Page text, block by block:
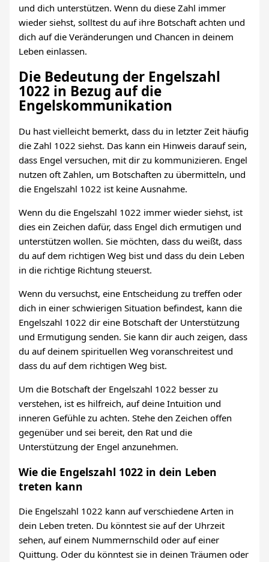
und dich unterstützen. Wenn du diese Zahl immer
wieder siehst, solltest du auf ihre Botschaft achten und
dich auf die Veränderungen und Chancen in deinem
Leben einlassen.
Die Bedeutung der Engelszahl
1022 in Bezug auf die
Engelskommunikation
Du hast vielleicht bemerkt, dass du in letzter Zeit häufig
die Zahl 1022 siehst. Das kann ein Hinweis darauf sein,
dass Engel versuchen, mit dir zu kommunizieren. Engel
nutzen oft Zahlen, um Botschaften zu übermitteln, und
die Engelszahl 1022 ist keine Ausnahme.
Wenn du die Engelszahl 1022 immer wieder siehst, ist
dies ein Zeichen dafür, dass Engel dich ermutigen und
unterstützen wollen. Sie möchten, dass du weißt, dass
du auf dem richtigen Weg bist und dass du dein Leben
in die richtige Richtung steuerst.
Wenn du versuchst, eine Entscheidung zu treffen oder
dich in einer schwierigen Situation befindest, kann die
Engelszahl 1022 dir eine Botschaft der Unterstützung
und Ermutigung senden. Sie kann dir auch zeigen, dass
du auf deinem spirituellen Weg voranschreitest und
dass du auf dem richtigen Weg bist.
Um die Botschaft der Engelszahl 1022 besser zu
verstehen, ist es hilfreich, auf deine Intuition und
inneren Gefühle zu achten. Stehe den Zeichen offen
gegenüber und sei bereit, den Rat und die
Unterstützung der Engel anzunehmen.
Wie die Engelszahl 1022 in dein Leben
treten kann
Die Engelszahl 1022 kann auf verschiedene Arten in
dein Leben treten. Du könntest sie auf der Uhrzeit
sehen, auf einem Nummernschild oder auf einer
Quittung. Oder du könntest sie in deinen Träumen oder